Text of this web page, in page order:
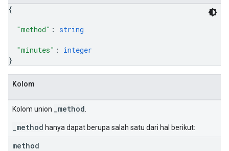
{
"method" : string
"minutes" : integer
}
Kolom
Kolom union _method
_method hanya dapat berupa salah satu dari hal berikut:
method